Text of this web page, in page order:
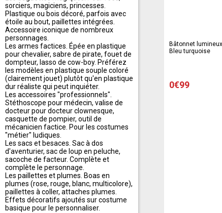
sorciers, magiciens, princesses.
Plastique ou bois décoré, parfois avec
étoile au bout, paillettes intégrées.
Accessoire iconique de nombreux
personnages.
Les armes factices. Épée en plastique
pour chevalier, sabre de pirate, fouet de
dompteur, lasso de cow-boy. Préférez
les modèles en plastique souple coloré
(clairement jouet) plutôt qu'en plastique
dur réaliste qui peut inquiéter.
Les accessoires "professionnels".
Stéthoscope pour médecin, valise de
docteur pour docteur clownesque,
casquette de pompier, outil de
mécanicien factice. Pour les costumes
"métier" ludiques.
Les sacs et besaces. Sac à dos
d'aventurier, sac de loup en peluche,
sacoche de facteur. Complète et
complète le personnage.
Les paillettes et plumes. Boas en
plumes (rose, rouge, blanc, multicolore),
paillettes à coller, attaches plumes.
Effets décoratifs ajoutés sur costume
basique pour le personnaliser.
Bâtonnet
Bleu turquoise
0€99